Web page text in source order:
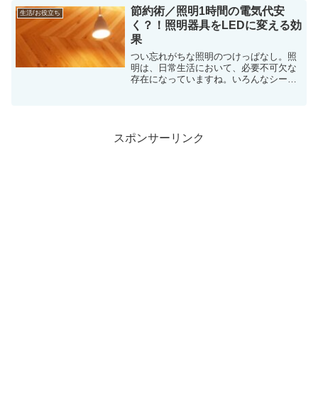
いることでしょう。しかし、申し込む際
には「支払いインセ...
生活/お役立ち
節約術／照明1時間の電気代安
く？！照明器具をLEDに変える効
果
つい忘れがちな照明のつけっぱなし。照
明は、日常生活において、必要不可欠な
存在になっていますね。いろんなシーン
スポンサーリンク